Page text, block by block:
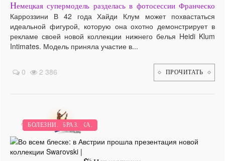
Немецкая супермодель разделась в фотосессии Франческо
Карроззини В 42 года Хайди Клум может похвастаться
идеальной фигурой, которую она охотно демонстрирует в
рекламе своей новой коллекции нижнего белья Heidi Klum
Intimates. Модель приняла участие в...
0 2 386 ПРОЧИТАТЬ
ИНТЕРВЬЮ
ПЕРВЫЕ БЛЮДА.
ВТОРЫЕ БЛЮДА.
БЫТОВАЯ ТЕХНИКА.
РАБОТА.
НОВИНКИ.
ВОСПИТАНИЕ.
МЕНЯЕМ ОБРАЗ.
БОЛЕЗНИ.